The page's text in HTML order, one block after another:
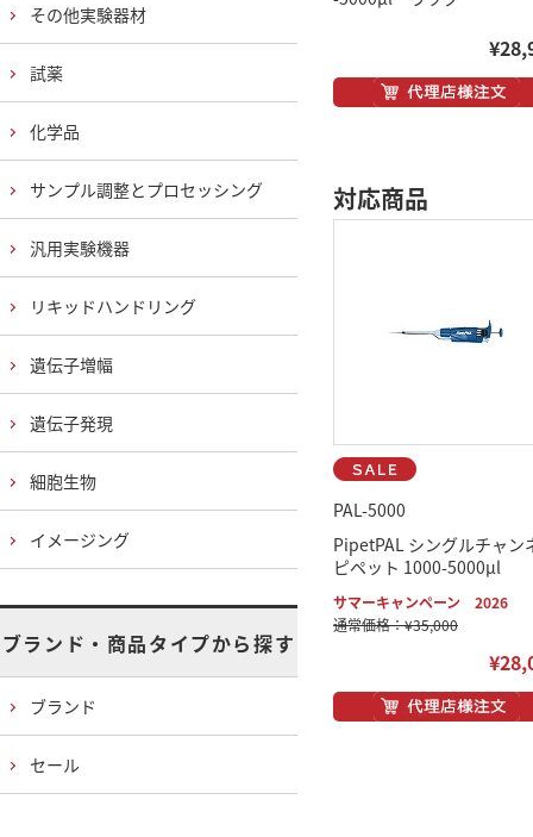
対応商品
PAL-5000
PipetPAL シングルチャン
ピペット 1000-5000μl
サマーキャンペーン 2026
通常価格：¥35,000
その他実験器材
試薬
化学品
サンプル調整とプロセッシング
汎用実験機器
リキッドハンドリング
遺伝子増幅
遺伝子発現
細胞生物
イメージング
ブランド・商品タイプから探す
ブランド
セール